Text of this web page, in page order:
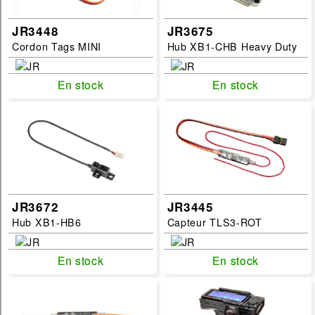
JR3448
Cordon Tags MINI
En stock
En stock
JR3675
Hub XB1-CHB Heavy Duty
En stock
En stock
JR3672
Hub XB1-HB6
En stock
En stock
JR3445
Capteur TLS3-ROT
En stock
En stock